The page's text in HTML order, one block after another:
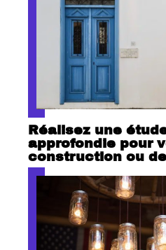
Réalisez une
approfondie pour
construction ou